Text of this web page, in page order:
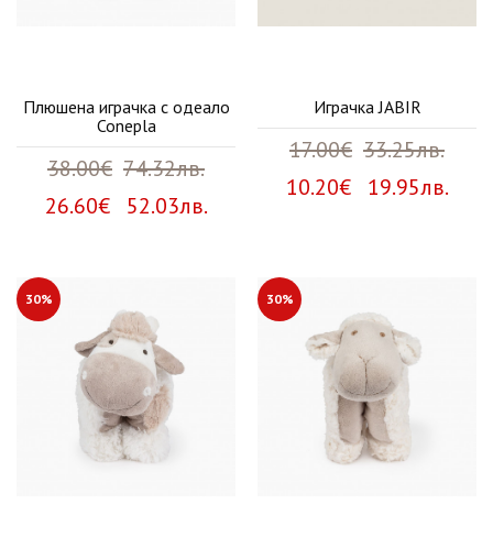
Плюшена играчка с одеало
Conepla
38.00€ 74.32лв.
26.60€ 52.03лв.
Играчка JABIR
17.00€ 33.25лв.
10.20€ 19.95лв.
30% 30%